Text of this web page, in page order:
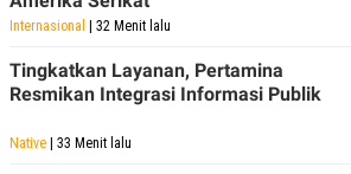
Internasional | 32 Menit lalu
Tingkatkan Layanan, Pertamina
Resmikan Integrasi Informasi Publik
Native | 33 Menit lalu